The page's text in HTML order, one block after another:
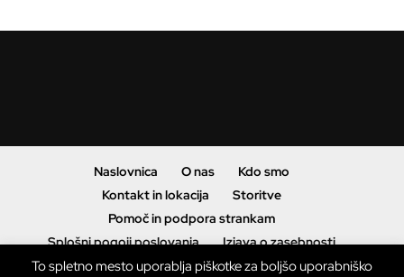
Naslovnica O nas
Kdo smo
Kontakt in lokacija
Storitve
Pomoč in podpora strankam
Splošni pogoji poslovanja
Izjava o zasebnosti
To spletno mesto uporablja piškotke za boljšo uporabniško